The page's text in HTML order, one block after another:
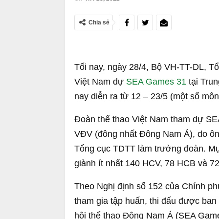
Chia sẻ
Tối nay, ngày 28/4, Bộ VH-TT-DL,
Việt Nam dự SEA Games 31 tại
nay diễn ra từ 12 – 23/5 (một số
Đoàn thể thao Việt Nam tham dự
VĐV (đông nhất Đông Nam Á), do
Tổng cục TDTT làm trưởng đoàn.
giành ít nhất 140 HCV, 78 HCB và
Theo Nghị định số 152 của Chính
tham gia tập huấn, thi đấu được
hội thể thao Đông Nam Á (SEA